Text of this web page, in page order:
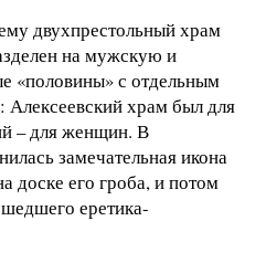
двухпрестольный храм
на мужскую и
«половины» с отдельным
Алексеевский храм был для
– для женщин. В
замечательная икона
доске его гроба, и потом
еретика-